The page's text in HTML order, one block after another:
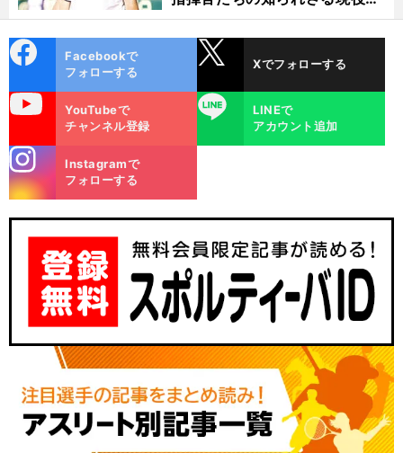
代
ok
Facebookで
フォローする
Xでフォローする
YouTubeで
チャンネル登録
LINE
LINEで
アカウント追加
m
Instagramで
フォローする